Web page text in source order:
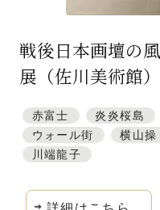
ニュース & トピックス
サイトポリシー
お問い合わせ
戦後日本画壇の
展（佐川美術館
赤富士 炎炎桜島
ウォール街
横山操
川端龍子